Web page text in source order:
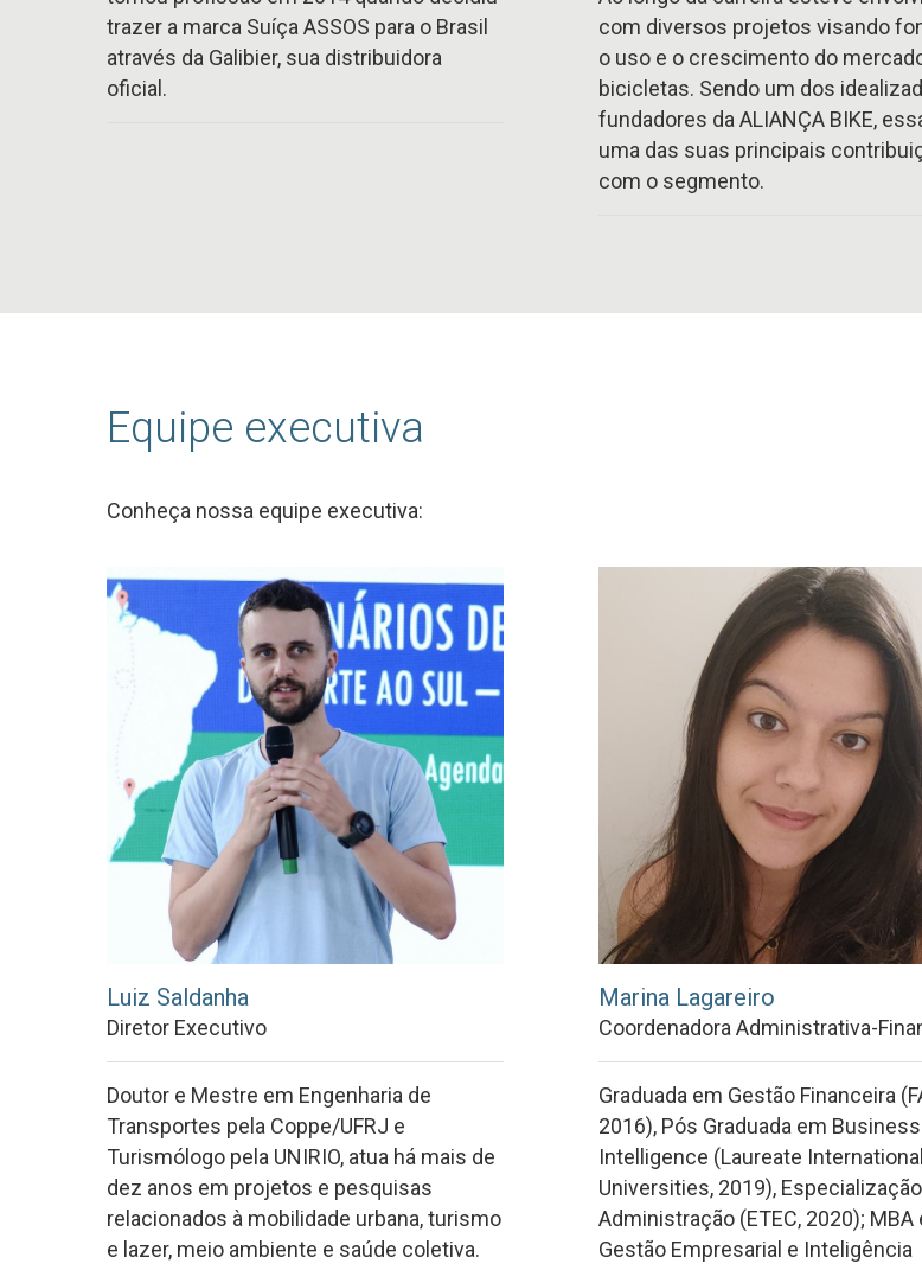
trazer a marca Suíça ASSOS para o Brasil
através da Galibier, sua distribuidora
oficial.
com diversos projetos visando
o uso e o crescimento do
bicicletas. Sendo um dos
fundadores da ALIANÇA BIKE,
uma das suas principais
com o segmento.
Equipe executiva
Conheça nossa equipe executiva:
Luiz Saldanha
Diretor Executivo
Doutor e Mestre em Engenharia de
Transportes pela Coppe/UFRJ e
Turismólogo pela UNIRIO, atua há mais de
dez anos em projetos e pesquisas
relacionados à mobilidade urbana, turismo
e lazer, meio ambiente e saúde coletiva.
Marina Lagareiro
Coordenadora Administrativa-
Graduada em Gestão Financeira
2016), Pós Graduada em Business
Intelligence (Laureate International
Universities, 2019),
Administração (ETEC, 2020); MBA
Gestão Empresarial e Inteligência